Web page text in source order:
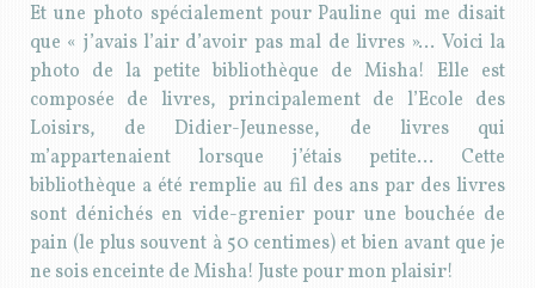
Et une photo spécialement pour Pauline qui me disait
que « j’avais l’air d’avoir pas mal de livres »… Voici la
photo de la petite bibliothèque de Misha! Elle est
composée de livres, principalement de l’Ecole des
Loisirs, de Didier-Jeunesse, de livres qui
m’appartenaient lorsque j’étais petite… Cette
bibliothèque a été remplie au fil des ans par des livres
sont dénichés en vide-grenier pour une bouchée de
pain (le plus souvent à 50 centimes) et bien avant que je
ne sois enceinte de Misha! Juste pour mon plaisir!